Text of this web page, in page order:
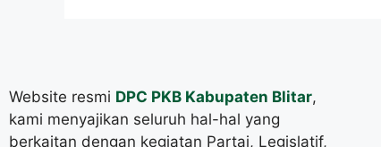
Website resmi DPC PKB Kabupaten Blitar,
kami menyajikan seluruh hal-hal yang
berkaitan dengan kegiatan Partai, Legislatif,